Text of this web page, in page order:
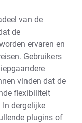
van de
de
ervaren en
Gebruikers
vinden dat de
flexibiliteit
dergelijke
plugins of